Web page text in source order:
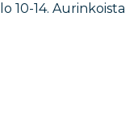
10-14. Aurinkoista